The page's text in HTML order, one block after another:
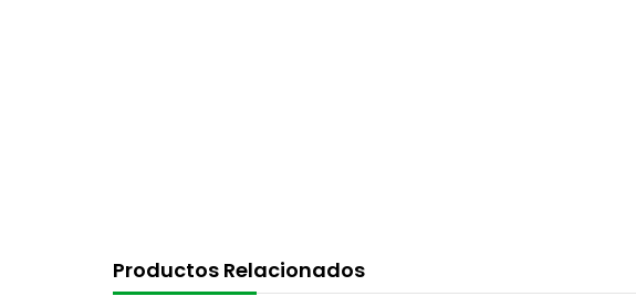
Productos Relacionados